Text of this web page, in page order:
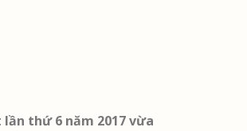
thứ 6 năm 2017 vừa